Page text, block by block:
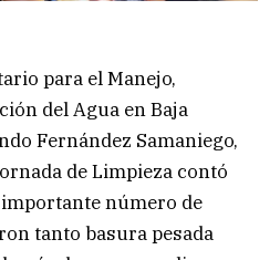
para el Manejo,
del Agua en Baja
Fernández Samaniego,
de Limpieza contó
número de
tanto basura pesada